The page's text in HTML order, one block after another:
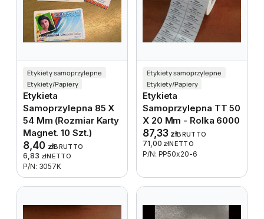
Etykiety samoprzylepne
Etykiety/Papiery
Etykieta
Samoprzylepna 85 X
54 Mm (rozmiar Karty
Magnet. 10 Szt.)
8,40 złBRUTTO
6,83 złNETTO
P/N: 3057K
Etykiety samoprzylepne
Etykiety/Papiery
Etykieta
Samoprzylepna TT 50
X 20 Mm - Rolka 6000
87,33 złBRUTTO
71,00 złNETTO
P/N: PP50x20-6